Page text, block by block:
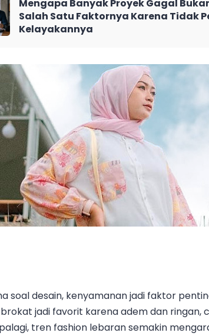
Mengapa Banyak Proyek Gagal
Salah Satu Faktornya Karena Tidak
Kelayakannya
soal desain, kenyamanan jadi faktor
jadi favorit karena adem dan ringan,
tren fashion lebaran semakin